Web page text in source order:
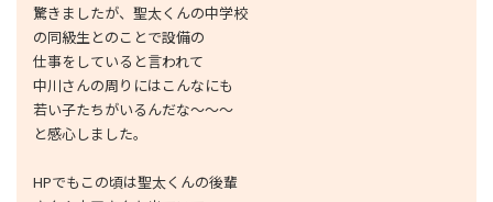
驚きましたが、聖太くんの中学校
の同級生とのことで設備の
仕事をしていると言われて
中川さんの周りにはこんなにも
若い子たちがいるんだな～～～
と感心しました。
HPでもこの頃は聖太くんの後輩